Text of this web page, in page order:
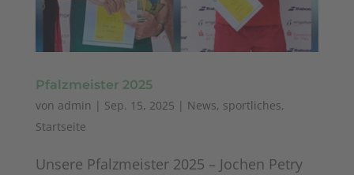
Pfalzmeister 2025
von admin | Sep. 15, 2025 | News, sportliches,
Startseite
Unsere Pfalzmeister 2025 – Jochen Petry